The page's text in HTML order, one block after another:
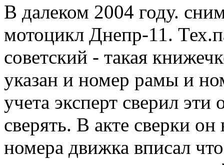
В далеком 2004 году.
мотоцикл Днепр-11.
советский - такая
указан и номер рамы и
учета эксперт сверил эти
сверять. В акте сверки
номера движка вписал